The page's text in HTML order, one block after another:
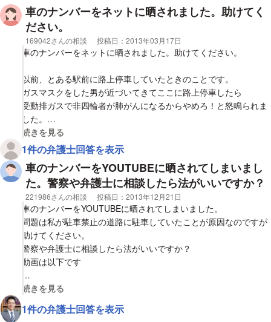
車のナンバーをネットに晒されました。助けてく
ださい。
相談者
169042さんの相談 投稿日： 2013年03月17日
車のナンバーをネットに晒されました。助けてください。
以前、とある駅前に路上停車していたときのことです。
ガスマスクをした男が近づいてきてここに路上停車したら
受動排ガスで非四輪者が肺がんになるからやめろ！と怒鳴られま
した。
しかし無視をしていたら、写真を撮り始め、ネットに晒すと言わ
れました。
冗談だと思ったのですが後日自分のナンバーで検索するとヒット
しました。
どうすればいいですか？
http://video.fc2.com/content/20130303YrkQes4G/
視覚的に省略された相談全文の
続きを見る
1件の弁護士回答を表示
車のナンバーをYOUTUBEに晒されてしまいまし
た。警察や弁護士に相談したら法がいいですか？
相談者
221986さんの相談 投稿日： 2013年12月21日
車のナンバーをYOUTUBEに晒されてしまいました。
問題は私が駐車禁止の道路に駐車していたことが原因なのですが
助けてください。
警察や弁護士に相談したら法がいいですか？
動画は以下です
全面禁車の道路の路上駐車していて四輪者の車のナンバーが公
https://www.youtube.com/watch?v=SUZBOvvodjM
視覚的に省略された相談全文の
続きを見る
1件の弁護士回答を表示